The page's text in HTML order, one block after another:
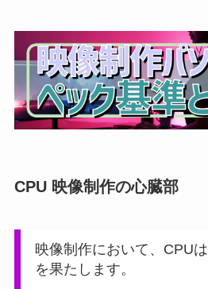
CPU 映像制作の心臓部
映像制作において、CPU
を果たします。